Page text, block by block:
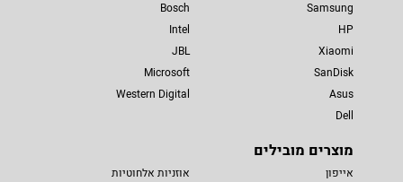
Samsung
HP
Xiaomi
SanDisk
Asus
Dell
Bosch
Intel
JBL
Microsoft
Western Digital
מוצרים מובילים
אייפון
אוזניות אלחוטיות